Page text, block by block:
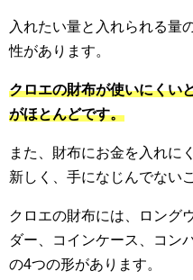
入れたい量と入れられる量
性があります。
クロエの財布が使いにくい
がほとんどです。
また、財布にお金を入れに
新しく、手になじんでない
クロエの財布には、ロング
ダー、コインケース、コン
の4つの形があります。